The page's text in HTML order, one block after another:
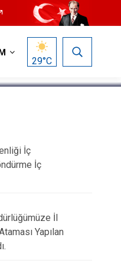
29°C
İç
İç
İl
Yapılan